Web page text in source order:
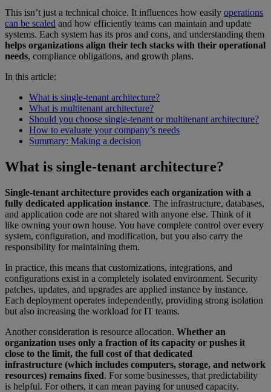
This isn’t just a technical choice. It influences how easily operations
can be scaled and how efficiently teams can maintain and update
systems. Each system has its pros and cons, and understanding them
helps organizations align their tech stacks with their operational
needs, compliance obligations, and growth plans.
In this article:
What is single-tenant architecture?
What is multitenant architecture?
Should you choose single-tenant or multitenant architecture?
How to evaluate your company’s needs
Summary: Making a decision
What is single-tenant architecture?
Single-tenant architecture provides each organization with a
fully dedicated application instance. The infrastructure, databases,
and application code are not shared with anyone else. Think of it
like owning your own house. You have complete control over every
system, configuration, and modification, but you also carry the
responsibility for maintaining them.
In practice, this means that customizations, integrations, and
configurations exist in a completely isolated environment. Security
patches, updates, and upgrades are applied instance by instance.
Each deployment operates independently, providing strong isolation
but also increasing the workload for IT teams.
Another consideration is resource allocation. Whether an
organization uses only a fraction of its capacity or pushes it
close to the limit, the full cost of that dedicated
infrastructure (which includes computers, storage, and network
resources) remains fixed. For some businesses, that predictability
is helpful. For others, it can mean paying for unused capacity.